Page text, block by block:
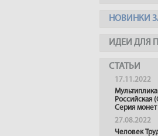
НОВИНКИ
ИДЕИ ДЛЯ
СТАТЬИ
17.11.2022
Российская
Серия монет
27.08.2022
Человек